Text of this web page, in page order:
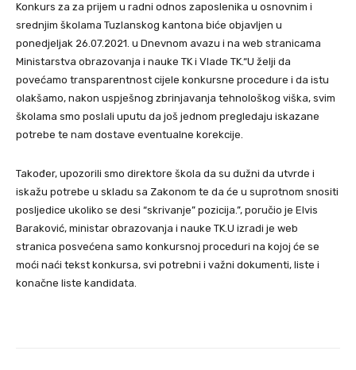
Konkurs za za prijem u radni odnos zaposlenika u osnovnim i
srednjim školama Tuzlanskog kantona biće objavljen u
ponedjeljak 26.07.2021. u Dnevnom avazu i na web stranicama
Ministarstva obrazovanja i nauke TK i Vlade TK.“U želji da
povećamo transparentnost cijele konkursne procedure i da istu
olakšamo, nakon uspješnog zbrinjavanja tehnološkog viška, svim
školama smo poslali uputu da još jednom pregledaju iskazane
potrebe te nam dostave eventualne korekcije.
Također, upozorili smo direktore škola da su dužni da utvrde i
iskažu potrebe u skladu sa Zakonom te da će u suprotnom snositi
posljedice ukoliko se desi “skrivanje” pozicija.”, poručio je Elvis
Baraković, ministar obrazovanja i nauke TK.U izradi je web
stranica posvećena samo konkursnoj proceduri na kojoj će se
moći naći tekst konkursa, svi potrebni i važni dokumenti, liste i
konačne liste kandidata.